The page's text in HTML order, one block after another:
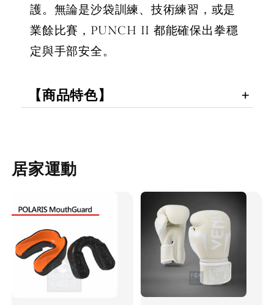
加入購物車
護。無論是沙袋訓練、技術練習，或是
業餘比賽，PUNCH II 都能確保出拳穩
定與手部安全。
【商品特色】
居家運動